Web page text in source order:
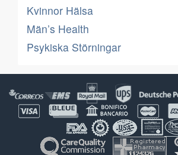
Kvinnor Hälsa
Män’s Health
Psykiska Störningar